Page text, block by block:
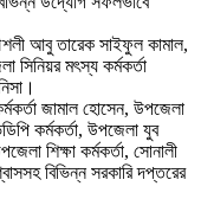
আবু তারেক সাইফুল কামাল,
সিনিয়র মৎস্য কর্মকর্তা
জামাল হোসেন, উপজেলা
কর্মকর্তা, উপজেলা যুব
শিক্ষা কর্মকর্তা, সোনালী
বিভিন্ন সরকারি দপ্তরের